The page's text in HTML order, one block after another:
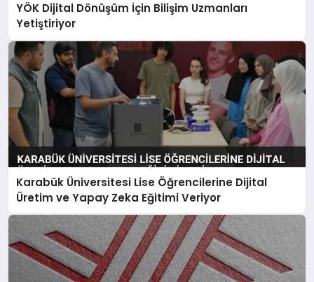
YÖK Dijital Dönüşüm İçin Bilişim Uzmanları
Yetiştiriyor
Karabük Üniversitesi Lise Öğrencilerine Dijital
Üretim ve Yapay Zeka Eğitimi Veriyor